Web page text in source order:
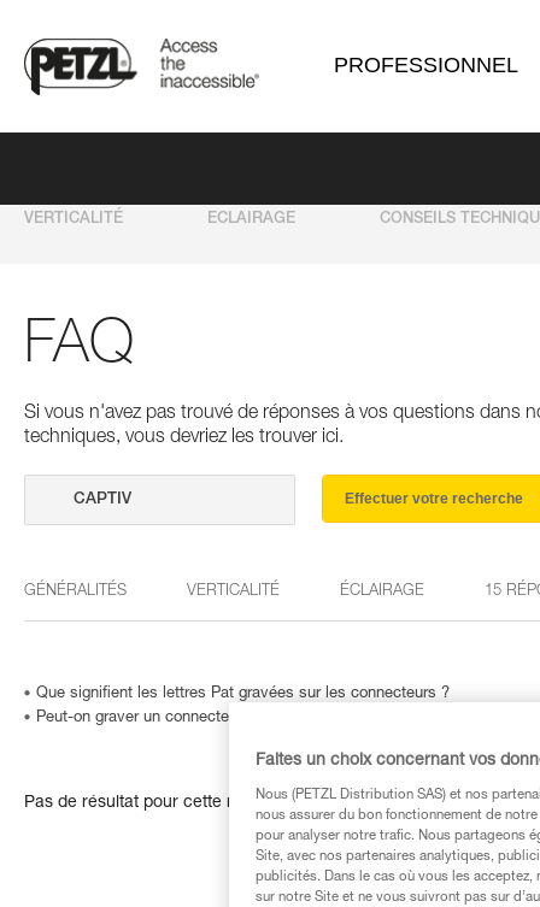
PROFESSIONNEL
VERTICALITÉ ECLAIRAGE CONSEILS
FAQ
Si vous n'avez pas trouvé de réponses à vos questions dans
techniques, vous devriez les trouver ici.
Effectuer votre recherche
GÉNÉRALITÉS VERTICALITÉ ÉCLAIRAGE 15
Que signifient les lettres Pat gravées sur les connecteurs ?
Peut-on graver un connecteur… ou comment identifier un produit dont
Pas de résultat pour cette recherche
Faites un choix concernant vos
Nous (PETZL Distribution SAS) et nos
nous assurer du bon fonctionnement de
pour analyser notre trafic. Nous partageons
Site, avec nos partenaires analytiques,
publicités. Dans le cas où vous les
sur notre Site et ne vous suivront pas sur